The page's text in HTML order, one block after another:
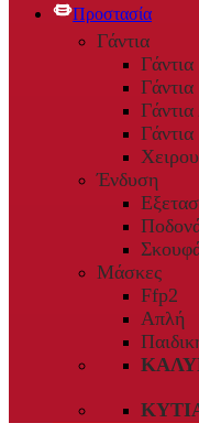
Προστασία
Γάντια
Γάντια
Γάντια
Ένδυση
Μάσκες
Ffp2
Απλή